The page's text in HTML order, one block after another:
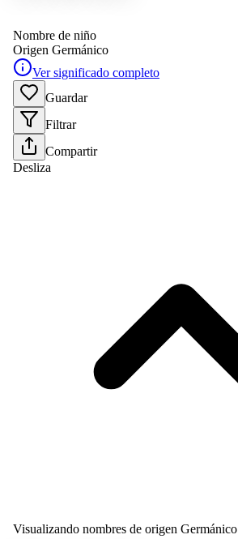
Nombre de niño
Origen Germánico
Ver significado completo
Guardar
Filtrar
Compartir
Desliza
Visualizando nombres de origen Germánico